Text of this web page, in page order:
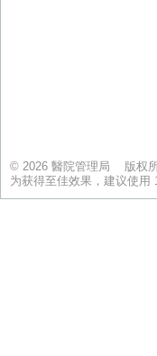
© 2026 醫院管理局 版权
为获得至佳效果，建议使用